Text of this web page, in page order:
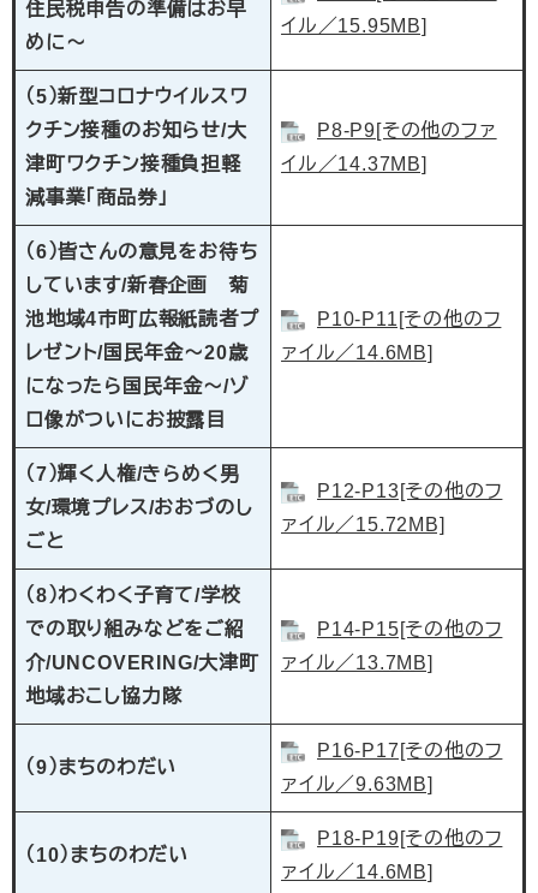
住民税申告の準備はお早
めに～
イル／15.95MB]
（5）新型コロナウイルスワ
クチン接種のお知らせ/大
津町ワクチン接種負担軽
減事業「商品券」
P8-P9[その他のファ
イル／14.37MB]
（6）皆さんの意見をお待ち
しています/新春企画 菊
池地域4市町広報紙読者プ
レゼント/国民年金～20歳
になったら国民年金～/ゾ
ロ像がついにお披露目
P10-P11[その他のフ
ァイル／14.6MB]
（7）輝く人権/きらめく男
女/環境プレス/おおづのし
ごと
P12-P13[その他のフ
ァイル／15.72MB]
（8）わくわく子育て/学校
での取り組みなどをご紹
介/UNCOVERING/大津町
地域おこし協力隊
P14-P15[その他のフ
ァイル／13.7MB]
（9）まちのわだい
P16-P17[その他のフ
ァイル／9.63MB]
（10）まちのわだい
P18-P19[その他のフ
ァイル／14.6MB]